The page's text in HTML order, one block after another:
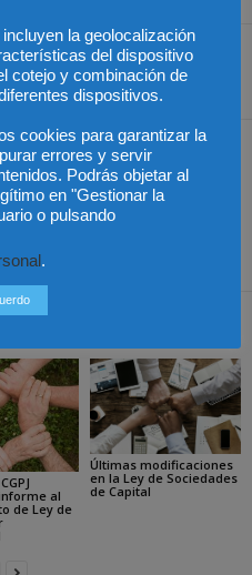
Artículo siguiente
Gestha quiere que los
ricos paguen la crisis
al
de Ley de
Últimas modificaciones
en la Ley de Sociedades
de Capital
la geolocalización
del dispositivo
cotejo y combinación de
dispositivos.
cookies para garantizar la
errores y servir
Podrás objetar al
en "Gestionar la
o pulsando
.